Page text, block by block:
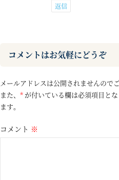
返信
コメントはお気軽にどうぞ
メールアドレスは公開されませんので
また、 * が付いている欄は必須項目と
ます。
コメント ※